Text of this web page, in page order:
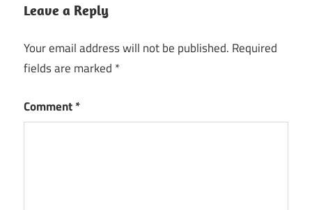
Leave a Reply
Your email address will not be published. Required
fields are marked *
Comment*